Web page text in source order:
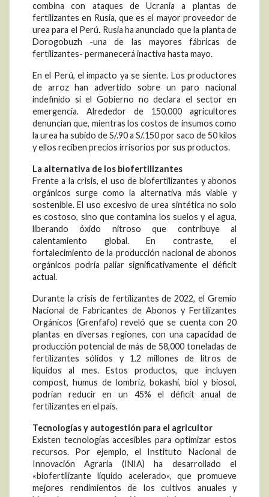
combina con ataques de Ucrania a plantas de
fertilizantes en Rusia, que es el mayor proveedor de
urea para el Perú. Rusia ha anunciado que la planta de
Dorogobuzh -una de las mayores fábricas de
fertilizantes- permanecerá inactiva hasta mayo.
En el Perú, el impacto ya se siente. Los productores
de arroz han advertido sobre un paro nacional
indefinido si el Gobierno no declara el sector en
emergencia. Alrededor de 150.000 agricultores
denuncian que, mientras los costos de insumos como
la urea ha subido de S/.90 a S/.150 por saco de 50 kilos
y ellos reciben precios irrisorios por sus productos.
La alternativa de los biofertilizantes
Frente a la crisis, el uso de biofertilizantes y abonos
orgánicos surge como la alternativa más viable y
sostenible. El uso excesivo de urea sintética no solo
es costoso, sino que contamina los suelos y el agua,
liberando óxido nitroso que contribuye al
calentamiento global. En contraste, el
fortalecimiento de la producción nacional de abonos
orgánicos podría paliar significativamente el déficit
actual.
Durante la crisis de fertilizantes de 2022, el Gremio
Nacional de Fabricantes de Abonos y Fertilizantes
Orgánicos (Grenfafo) reveló que se cuenta con 20
plantas en diversas regiones, con una capacidad de
producción potencial de más de 58,000 toneladas de
fertilizantes sólidos y 1.2 millones de litros de
líquidos al mes. Estos productos, que incluyen
compost, humus de lombriz, bokashi, biol y biosol,
podrían reducir en un 45% el déficit anual de
fertilizantes en el país.
Tecnologías y autogestión para el agricultor
Existen tecnologías accesibles para optimizar estos
recursos. Por ejemplo, el Instituto Nacional de
Innovación Agraria (INIA) ha desarrollado el
«biofertilizante líquido acelerado«, que promueve
mejores rendimientos de los cultivos anuales y